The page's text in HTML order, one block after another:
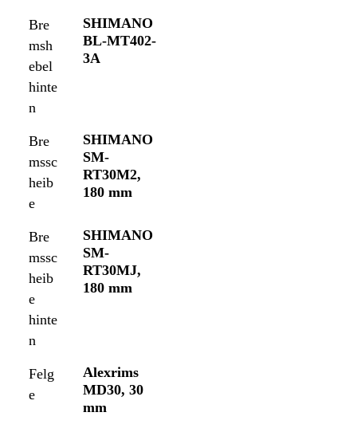
Bre
msh
ebel
hinte
n
SHIMANO
BL-MT402-
3A
Bre
mssc
heib
e
SHIMANO
SM-
RT30M2,
180 mm
Bre
mssc
heib
e
hinte
n
SHIMANO
SM-
RT30MJ,
180 mm
Felg
e
Alexrims
MD30, 30
mm